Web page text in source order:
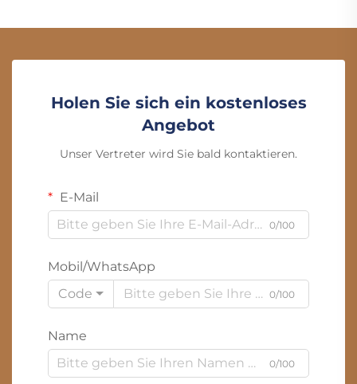
Holen Sie sich ein kostenloses
Angebot
Unser Vertreter wird Sie bald kontaktieren.
E-Mail
0/100
Mobil/WhatsApp
Code
0/100
Name
0/100